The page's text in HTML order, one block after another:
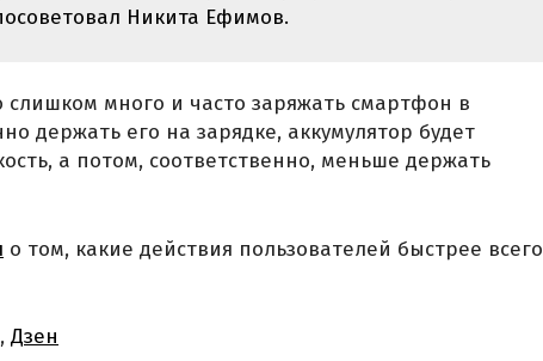
Никита Ефимов.
слишком много и часто заряжать смартфон в
держать его на зарядке, аккумулятор будет
а потом, соответственно, меньше держать
о том, какие действия пользователей быстрее всего
, Дзен